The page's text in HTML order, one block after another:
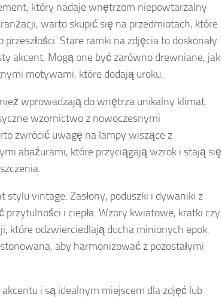
który nadaje wnętrzom niepowtarzalny
warto skupić się na przedmiotach, które
Stare ramki na zdjęcia to doskonały
akcent. Mogą one być zarówno drewniane, jak
motywami, które dodają uroku.
wprowadzają do wnętrza unikalny klimat.
wzornictwo z nowoczesnymi
zwrócić uwagę na lampy wiszące z
abażurami, które przyciągają wzrok i stają się
stylu vintage. Zasłony, poduszki i dywaniki z
i ciepła. Wzory kwiatowe, kratki czy
które odzwierciedlają ducha minionych epok.
aby harmonizować z pozostałymi
i są idealnym miejscem dla zdjęć lub